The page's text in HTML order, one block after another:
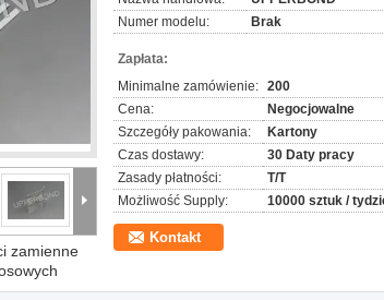
zamienne
Numer modelu:
Brak
Zapłata:
Minimalne zamówienie: 200
Cena:
Negocjowalne
Szczegóły pakowania:
Kartony
Czas dostawy:
30 Daty pracy
Zasady płatności:
T/T
Możliwość Supply:
10000 sztuk /
Kontakt